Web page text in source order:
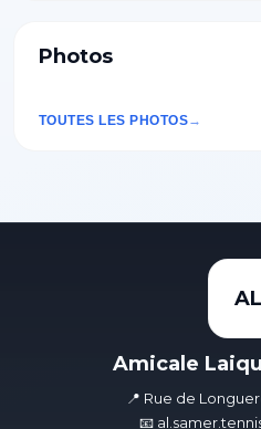
Photos
TOUTES LES PHOTOS
AL
Amicale
📍 Rue de
📧